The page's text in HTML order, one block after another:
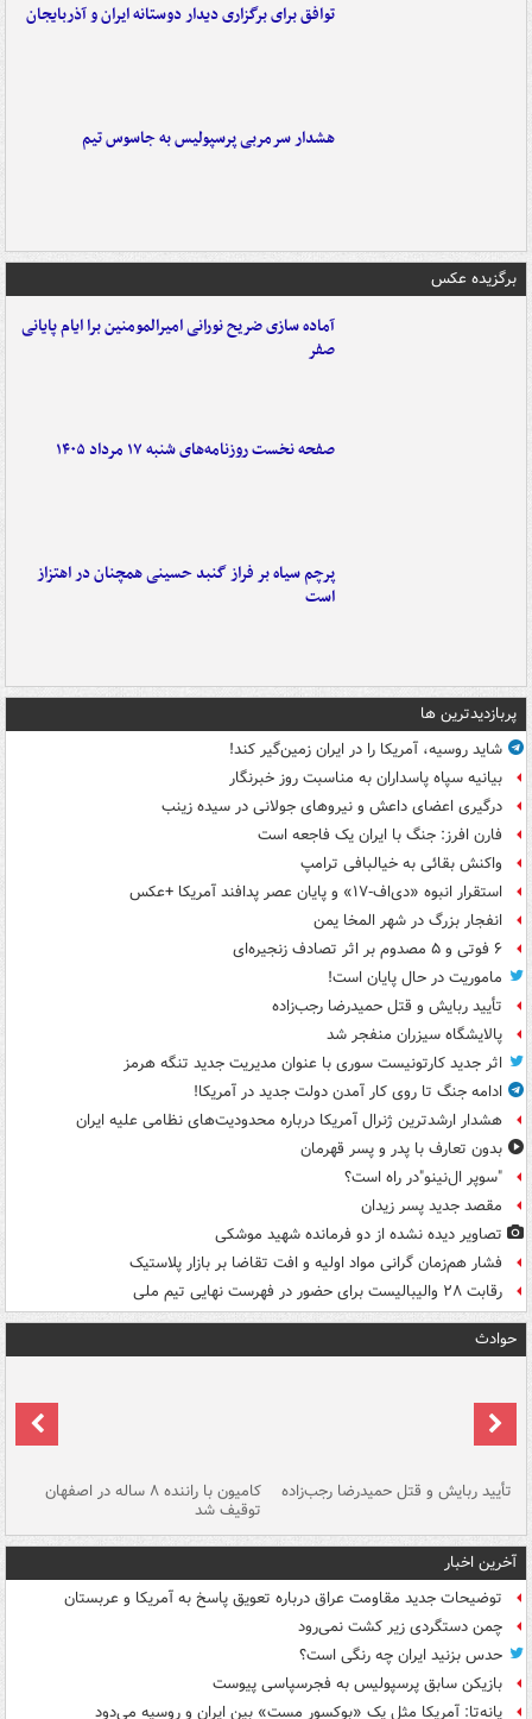
توافق برای برگزاری دیدار دوستانه ایران و آذربایجان
هشدار سرمربی پرسپولیس به جاسوس تیم
برگزیده عکس
آماده سازی ضریح نورانی امیرالمومنین برا ایام پایانی
صفر
صفحه نخست روزنامه‌های شنبه ۱۷ مرداد ۱۴۰۵
پرچم سیاه بر فراز گنبد حسینی همچنان در اهتزاز
است
پربازدیدترین ها
شاید روسیه، آمریکا را در ایران زمین‌گیر کند!
بیانیه سپاه پاسداران به مناسبت روز خبرنگار
درگیری اعضای داعش و نیروهای جولانی در سیده زینب
فارن افرز: جنگ با ایران یک فاجعه است
واکنش بقائی به خیالبافی ترامپ
استقرار انبوه «دی‌اف‑۱۷» و پایان عصر پدافند آمریکا +عکس
انفجار بزرگ در شهر المخا یمن
۶ فوتی و ۵ مصدوم بر اثر تصادف زنجیره‌ای
ماموریت در حال پایان است!
تأیید ربایش و قتل حمیدرضا رجب‌زاده
پالایشگاه سیزران منفجر شد
اثر جدید کارتونیست سوری با عنوان مدیریت جدید تنگه هرمز
ادامه جنگ تا روی کار آمدن دولت جدید در آمریکا!
هشدار ارشدترین ژنرال آمریکا درباره محدودیت‌های نظامی علیه ایران
بدون تعارف با پدر و پسر قهرمان
"سوپر ال‌نینو"در راه است؟
مقصد جدید پسر زیدان
تصاویر دیده‌ نشده از دو فرمانده شهید موشکی
فشار هم‌زمان گرانی مواد اولیه و افت تقاضا بر بازار پلاستیک
رقابت ۲۸ والیبالیست برای حضور در فهرست نهایی تیم ملی
حوادث
تأیید ربایش و قتل حمیدرضا رجب‌زاده کامیون با راننده ۸ ساله در اصفهان
توقیف شد
آخرین اخبار
توضیحات جدید مقاومت عراق درباره تعویق پاسخ به آمریکا و عربستان
چمن دستگردی زیر کشت نمی‌رود
حدس بزنید ایران چه رنگی است؟
بازیکن سابق پرسپولیس به فجرسپاسی پیوست
پانه‌تا: آمریکا مثل یک «بوکسور مست» بین ایران و روسیه می‌دود